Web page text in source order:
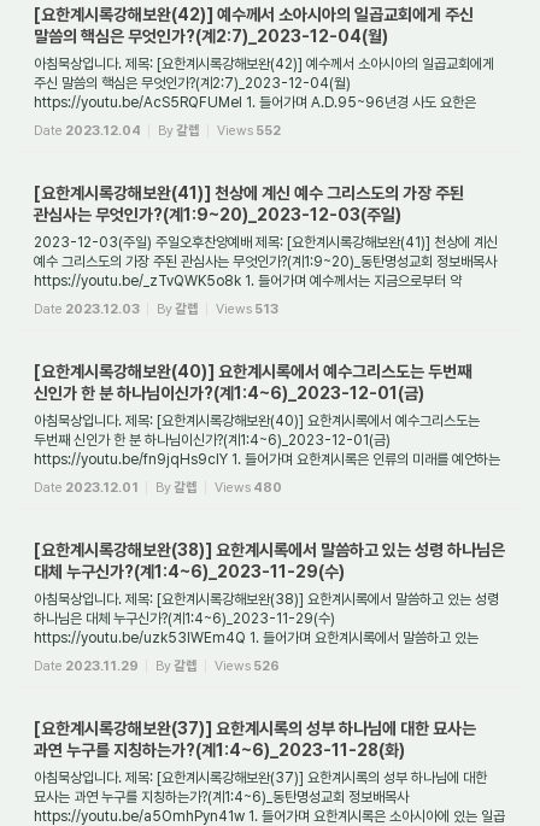
[요한계시록강해보완(42)] 예수께서 소아시아의 일곱교회에게 주신
말씀의 핵심은 무엇인가?(계2:7)_2023-12-04(월)
아침묵상입니다. 제목: [요한계시록강해보완(42)] 예수께서 소아시아의 일곱교회에게
주신 말씀의 핵심은 무엇인가?(계2:7)_2023-12-04(월)
https://youtu.be/AcS5RQFUMeI 1. 들어가며 A.D.95~96년경 사도 요한은
유배된 밧모섬에 있을 때 환상을 보게 된다. ...
Date 2023.12.04 By갈렙 Views 552
[요한계시록강해보완(41)] 천상에 계신 예수 그리스도의 가장 주된
관심사는 무엇인가?(계1:9~20)_2023-12-03(주일)
2023-12-03(주일) 주일오후찬양예배 제목: [요한계시록강해보완(41)] 천상에 계신
예수 그리스도의 가장 주된 관심사는 무엇인가?(계1:9~20)_동탄명성교회 정보배목사
https://youtu.be/_zTvQWK5o8k 1. 들어가며 예수께서는 지금으로부터 약
2천년전 이 땅에서...
Date 2023.12.03 By갈렙 Views 513
[요한계시록강해보완(40)] 요한계시록에서 예수그리스도는 두번째
신인가 한 분 하나님이신가?(계1:4~6)_2023-12-01(금)
아침묵상입니다. 제목: [요한계시록강해보완(40)] 요한계시록에서 예수그리스도는
두번째 신인가 한 분 하나님이신가?(계1:4~6)_2023-12-01(금)
https://youtu.be/fn9jqHs9clY 1. 들어가며 요한계시록은 인류의 미래를 예언하는
예언의 책이며, 또한 하나님이 ...
Date 2023.12.01 By갈렙 Views 480
[요한계시록강해보완(38)] 요한계시록에서 말씀하고 있는 성령 하나님은
대체 누구신가?(계1:4~6)_2023-11-29(수)
아침묵상입니다. 제목: [요한계시록강해보완(38)] 요한계시록에서 말씀하고 있는 성령
하나님은 대체 누구신가?(계1:4~6)_2023-11-29(수)
https://youtu.be/uzk53lWEm4Q 1. 들어가며 요한계시록에서 말씀하고 있는
성령은 이전에 알려진 성령과 어떤 차이를 보...
Date 2023.11.29 By갈렙 Views 526
[요한계시록강해보완(37)] 요한계시록의 성부 하나님에 대한 묘사는
과연 누구를 지칭하는가?(계1:4~6)_2023-11-28(화)
아침묵상입니다. 제목: [요한계시록강해보완(37)] 요한계시록의 성부 하나님에 대한
묘사는 과연 누구를 지칭하는가?(계1:4~6)_동탄명성교회 정보배목사
https://youtu.be/a5OmhPyn41w 1. 들어가며 요한계시록은 소아시아에 있는 일곱